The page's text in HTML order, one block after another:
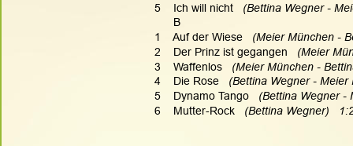
5    Ich will nicht (Bettina Wegner -
      B
1    Auf der Wiese (Meier München -
2    Der Prinz ist gegangen (Meier
3    Waffenlos (Meier München -
4    Die Rose (Bettina Wegner - Meier
5    Dynamo Tango (Bettina Wegner -
6    Mutter-Rock (Bettina Wegner)